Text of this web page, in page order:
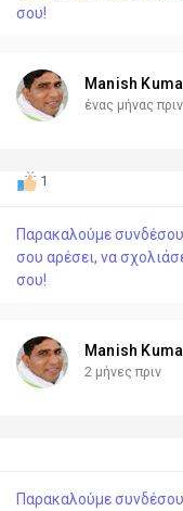
σου!
Manish
ένας μήνας πριν
1
Παρακαλούμε
σου αρέσει, να
σου!
Manish
2 μήνες πριν
Παρακαλούμε